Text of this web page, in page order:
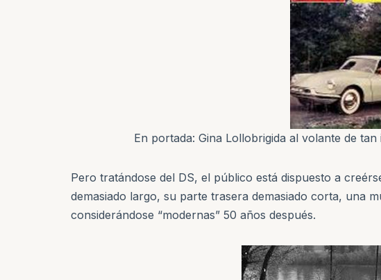
En portada: Gina Lollobrigida al volante de
Pero tratándose del DS, el público está dispuesto a
demasiado largo, su parte trasera demasiado corta, una
considerándose “modernas” 50 años después.